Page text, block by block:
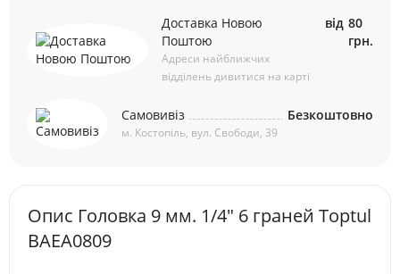
Доставка Новою
Поштою
Адреси найближчих
відділень дивитися на карті
від 80
грн.
Самовивіз
м. Костопіль, вул. Свободи, 39
Безкоштовно
Опис Головка 9 мм. 1/4" 6 граней Toptul
BAEA0809